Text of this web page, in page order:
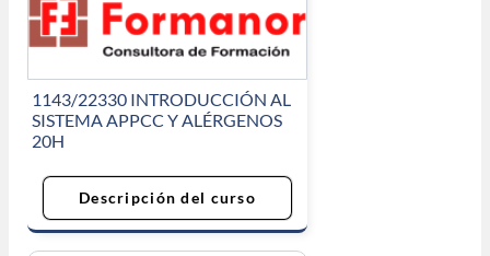
1143/22330 INTRODUCCIÓN AL
SISTEMA APPCC Y ALÉRGENOS
20H
Descripción del curso